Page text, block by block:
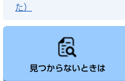
た）
見つからないときは